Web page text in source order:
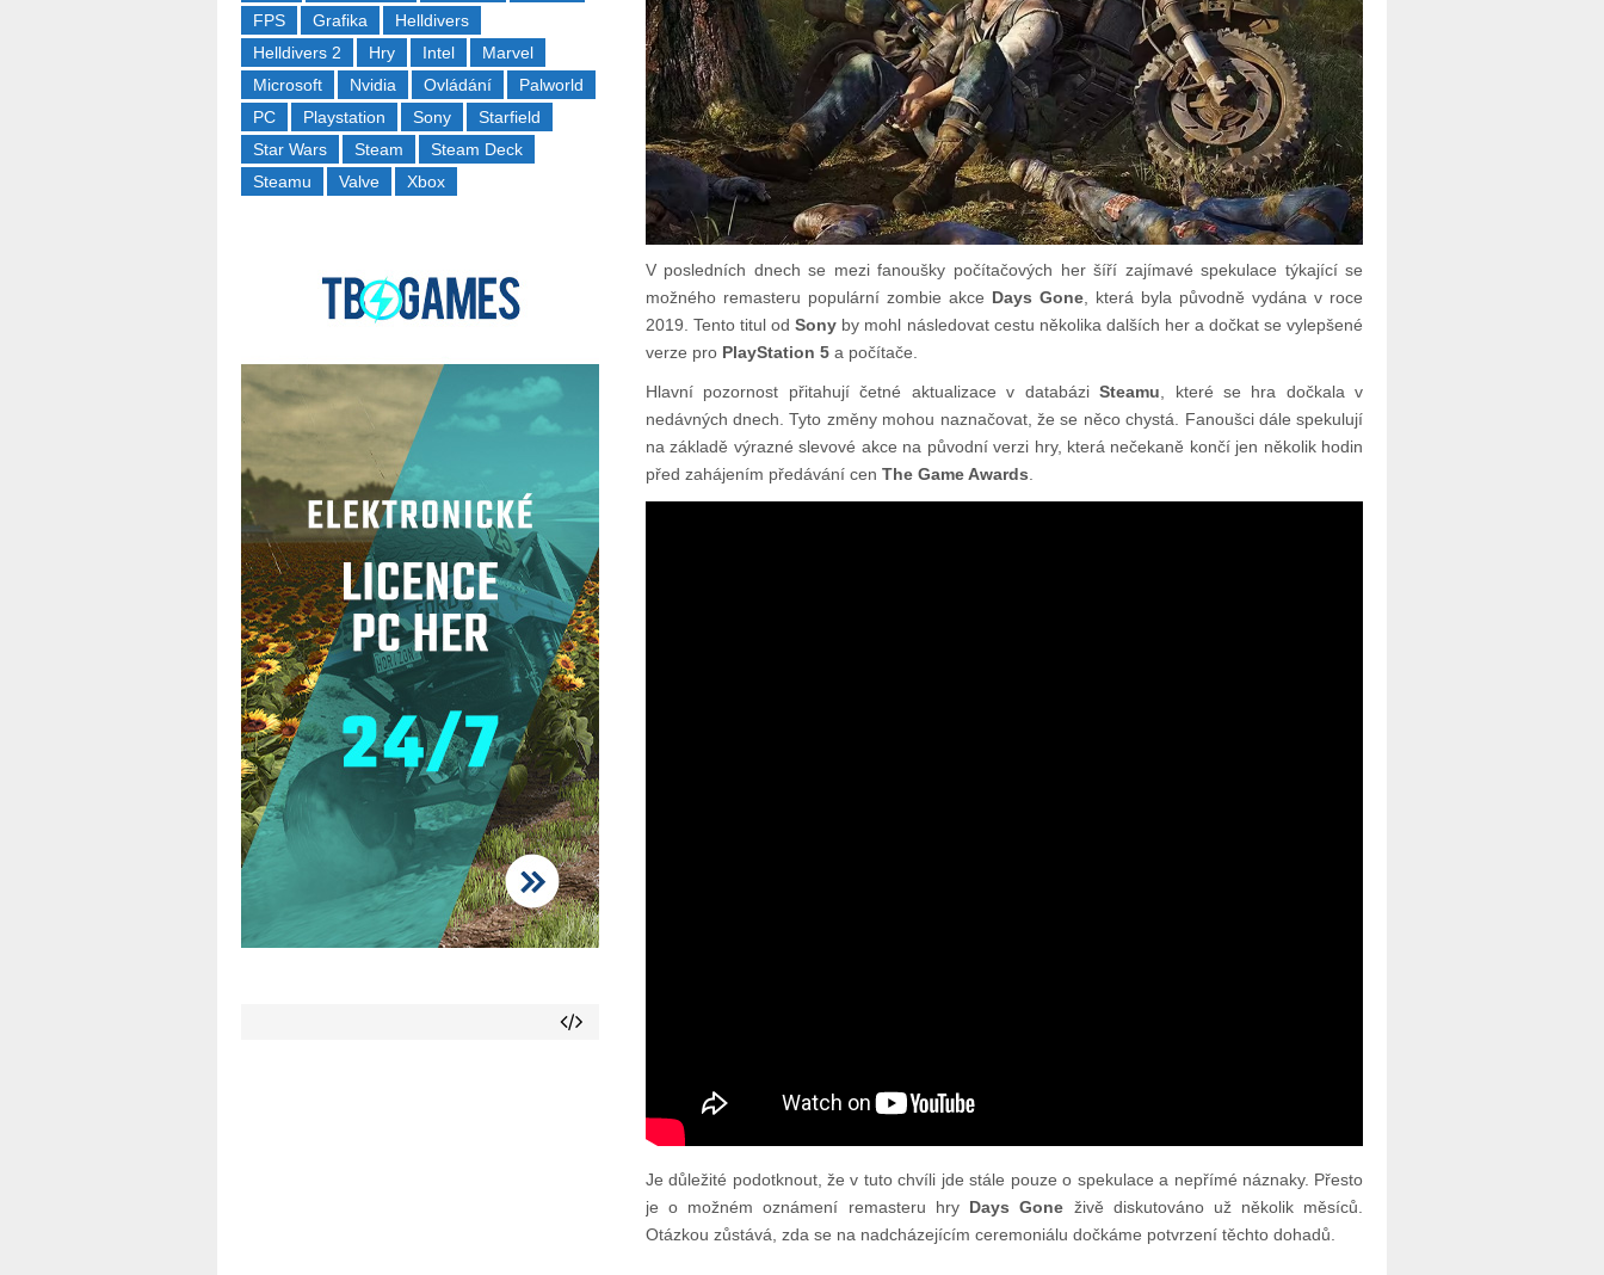
V posledních dnech se mezi fanoušky počítačových her šíří zajímavé spekulace týkající se
možného remasteru populární zombie akce Days Gone, která byla původně vydána v roce
2019. Tento titul odSony by mohl následovat cestu několika dalších her a dočkat se vylepšené
verze pro PlayStation 5a počítače.
Hlavní pozornost přitahují četné aktualizace v databáziSteamu, které se hra dočkala v
nedávných dnech. Tyto změny mohou naznačovat, že se něco chystá. Fanoušci dále spekulují
na základě výrazné slevové akce na původní verzi hry, která nečekaně končí jen několik hodin
před zahájením předávání cen The Game Awards.
Je důležité podotknout, že v tuto chvíli jde stále pouze o spekulace a nepřímé náznaky. Přesto
je o možném oznámení remasteru hry Days Gone živě diskutováno už několik měsíců.
Otázkou zůstává, zda se na nadcházejícím ceremoniálu dočkáme potvrzení těchto dohadů.
FPS
Grafika
Helldivers
Helldivers 2
Hry Intel
Marvel
Microsoft
Nvidia Ovládání
Palworld
PC
Playstation Sony
Starfield
Star Wars
Steam
Steam Deck
Steamu
Valve Xbox